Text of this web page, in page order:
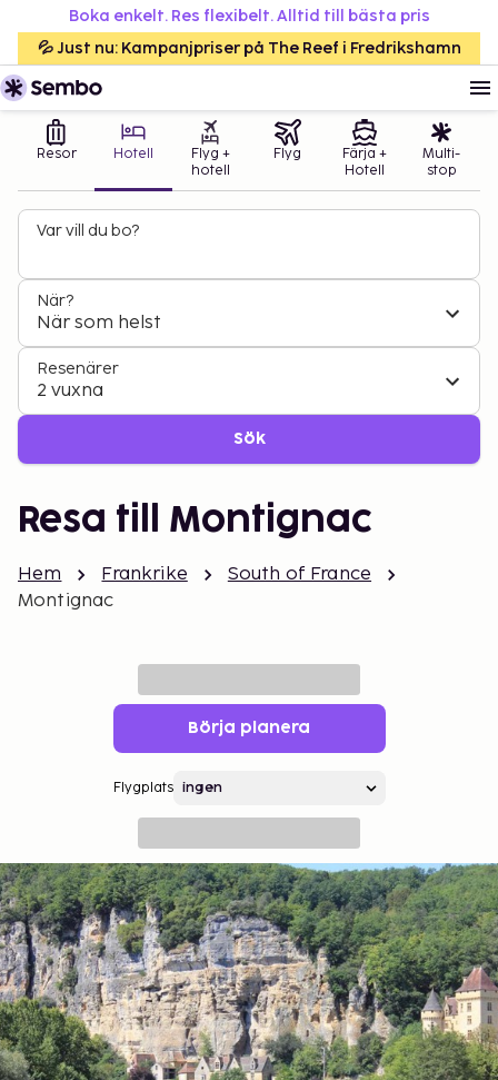
Boka enkelt. Res flexibelt. Alltid till bästa pris
💦 Just nu: Kampanjpriser på The Reef i Fredrikshamn
Resor Hotell
Flyg +
hotell
Flyg
Färja +
Hotell
Multi-
stop
Var vill du bo?
När?
När som helst
Resenärer
2 vuxna
Sök
Resa till Montignac
Hem Frankrike
South of France
Montignac
Börja planera
Flygplats